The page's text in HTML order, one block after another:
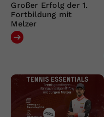
Großer Erfolg der 1.
Fortbildung mit
Melzer